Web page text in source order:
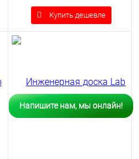
Купить дешевле
Напишите нам, мы онлайн!